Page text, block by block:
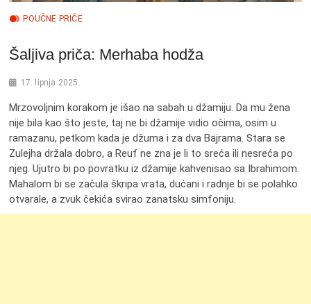
POUČNE PRIČE
Šaljiva priča: Merhaba hodža
17. lipnja 2025.
Mrzovoljnim korakom je išao na sabah u džamiju. Da mu žena
nije bila kao što jeste, taj ne bi džamije vidio očima, osim u
ramazanu, petkom kada je džuma i za dva Bajrama. Stara se
Zulejha držala dobro, a Reuf ne zna je li to sreća ili nesreća po
njeg. Ujutro bi po povratku iz džamije kahvenisao sa Ibrahimom.
Mahalom bi se začula škripa vrata, dućani i radnje bi se polahko
otvarale, a zvuk čekića svirao zanatsku simfoniju.